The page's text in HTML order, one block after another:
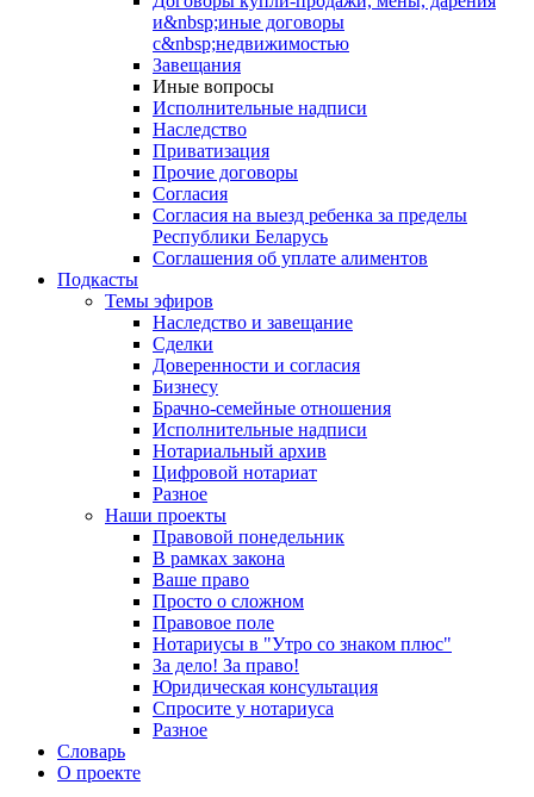
и&nbsp;иные договоры
с&nbsp;недвижимостью
Завещания
Иные вопросы
Исполнительные надписи
Наследство
Приватизация
Прочие договоры
Согласия
Согласия на выезд ребенка за пределы
Республики Беларусь
Соглашения об уплате алиментов
Подкасты
Темы эфиров
Наследство и завещание
Сделки
Доверенности и согласия
Бизнесу
Брачно-семейные отношения
Исполнительные надписи
Нотариальный архив
Цифровой нотариат
Разное
Наши проекты
Правовой понедельник
В рамках закона
Ваше право
Просто о сложном
Правовое поле
Нотариусы в "Утро со знаком плюс"
За дело! За право!
Юридическая консультация
Спросите у нотариуса
Разное
Словарь
О проекте